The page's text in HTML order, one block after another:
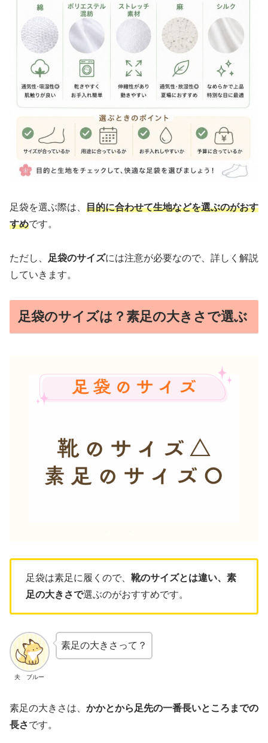
足袋を選ぶ際は、 目的に合わせて生地などを選ぶのがおす
すめです。
ただし、 足袋のサイズには注意が必要なので、詳しく解説
していきます。
足袋のサイズは？素足の大きさで選ぶ
足袋は素足に履くので、 靴のサイズとは違い、素
足の大きさで選ぶのがおすすめです。
夫 ブルー
素足の大きさって？
素足の大きさは、 かかとから足先の一番長いところまでの
長さです。